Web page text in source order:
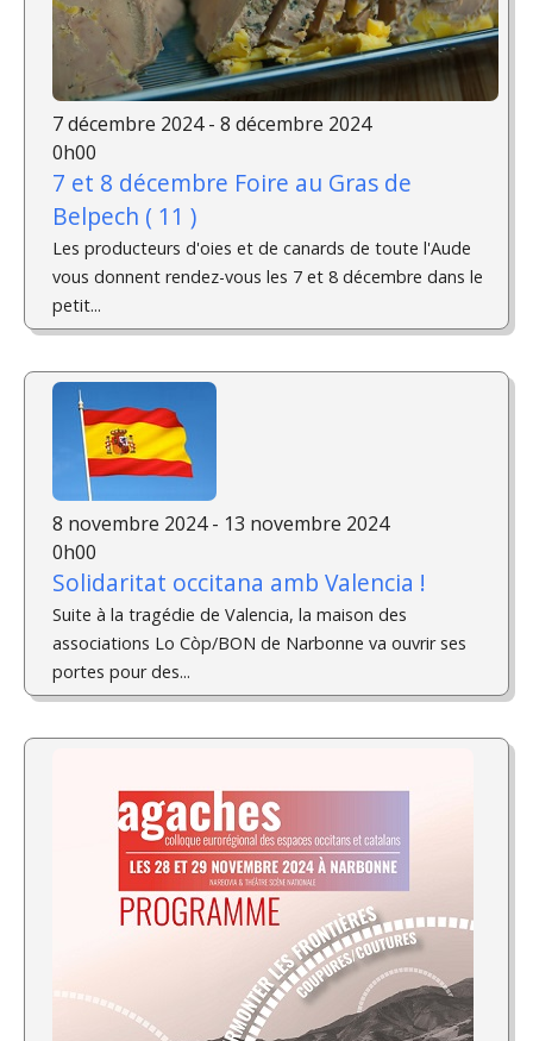
7 décembre 2024 - 8 décembre 2024
0h00
7 et 8 décembre Foire au Gras de
Belpech ( 11 )
Les producteurs d'oies et de canards de toute l'Aude
vous donnent rendez-vous les 7 et 8 décembre dans le
petit...
8 novembre 2024 - 13 novembre 2024
0h00
Solidaritat occitana amb Valencia !
Suite à la tragédie de Valencia, la maison des
associations Lo Còp/BON de Narbonne va ouvrir ses
portes pour des...